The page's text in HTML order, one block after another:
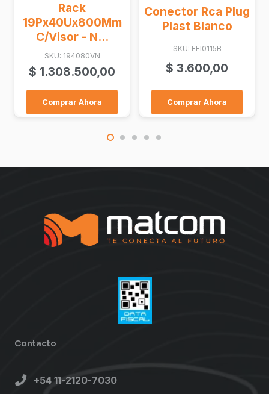
Rack
19Px40Ux800Mm
C/Visor - N...
SKU: 194080VN
$ 1.308.500,00
Comprar Ahora
Conector Rca Plug
Plast Blanco
SKU: FFI0115B
$ 3.600,00
Comprar Ahora
Contacto
+54 11-2120-7030